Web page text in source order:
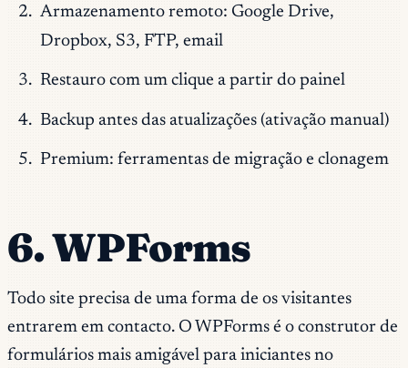
Armazenamento remoto: Google Drive,
Dropbox, S3, FTP, email
Restauro com um clique a partir do painel
Backup antes das atualizações (ativação manual)
Premium: ferramentas de migração e clonagem
6. WPForms
Todo site precisa de uma forma de os visitantes
entrarem em contacto. O WPForms é o construtor de
formulários mais amigável para iniciantes no